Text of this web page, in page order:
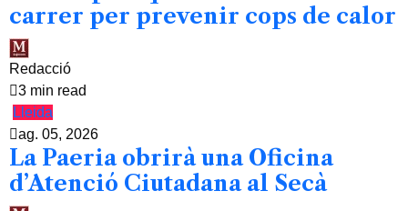
carrer per prevenir cops de calor
Redacció
3 min read
Lleida
ag. 05, 2026
La Paeria obrirà una Oficina
d’Atenció Ciutadana al Secà